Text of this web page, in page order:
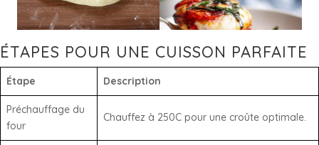
ÉTAPES POUR UNE CUISSON PARFAITE
Étape Description
Préchauffage du
four
Chauffez à 250C pour une croûte optimale.